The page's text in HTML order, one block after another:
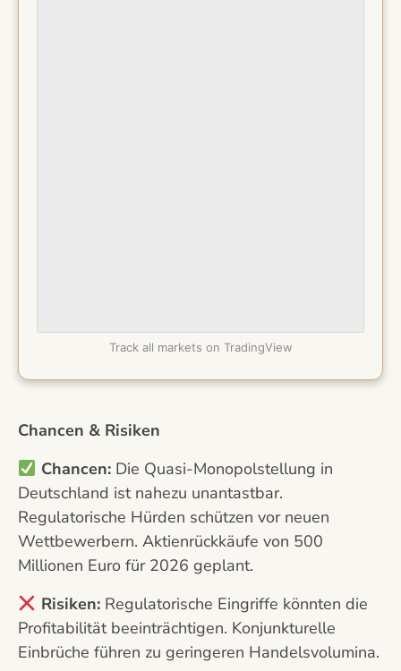
Track all markets on TradingView
Chancen & Risiken
Chancen:Die Quasi-Monopolstellung in
Deutschland ist nahezu unantastbar.
Regulatorische Hürden schützen vor neuen
Wettbewerbern. Aktienrückkäufe von 500
Millionen Euro für 2026 geplant.
Risiken:Regulatorische Eingriffe könnten die
Profitabilität beeinträchtigen. Konjunkturelle
Einbrüche führen zu geringeren Handelsvolumina.